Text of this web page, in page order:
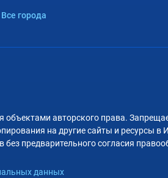
Все города
объектами авторского права.
на другие сайты и ресурсы в
предварительного согласия
данных